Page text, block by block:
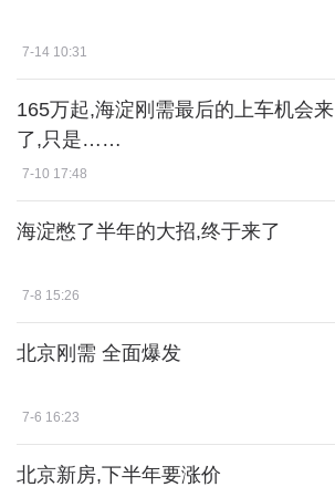
7-14 10:31
165万起,海淀刚需最后的上车机会来
了,只是……
7-10 17:48
海淀憋了半年的大招,终于来了
7-8 15:26
北京刚需 全面爆发
7-6 16:23
北京新房,下半年要涨价